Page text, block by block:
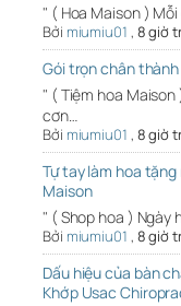
" ( Hoa Maison )
Bởi miumiu01 , 8 giờ
Gói trọn chân
" ( Tiệm hoa
cơn…
Bởi miumiu01 , 8 giờ
Tự tay làm hoa
Maison
" ( Shop hoa ) Ngày
Bởi miumiu01 , 8 giờ
Dấu hiệu của bàn
Khớp Usac